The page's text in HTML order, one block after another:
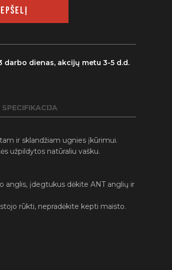
darbo dienas, akcijų metu 3-5 d.d.
SPECIFIKACIJA
ir sklandžiam ugnies įkūrimui.
užpildytos natūraliu vašku.
anglis, įdegtukus dėkite ANT anglių ir
rūkti, nepradėkite kepti maisto.